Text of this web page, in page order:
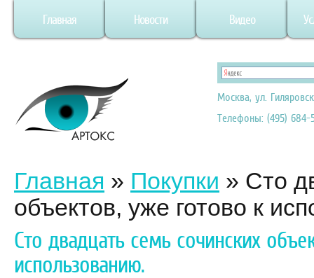
Главная Новости Видео
Москва, ул.
Телефоны: (495) 684-
Главная » Покупки » Сто
объектов, уже готово к
Сто двадцать семь сочинских
использованию.